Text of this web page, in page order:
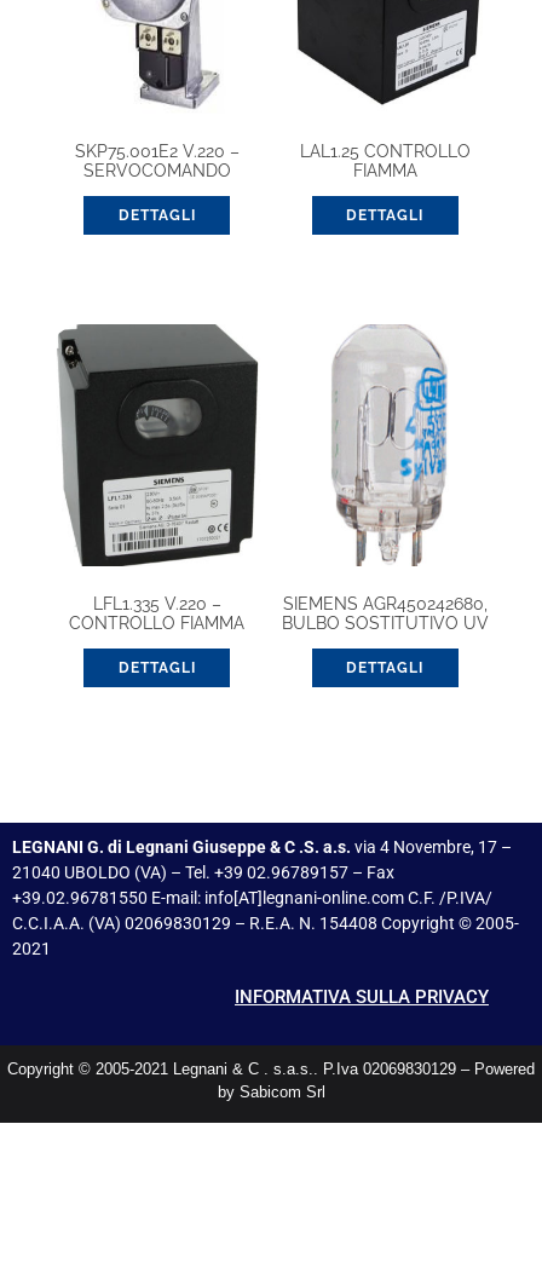
SKP75.001E2 V.220 –
SERVOCOMANDO
DETTAGLI
LAL1.25 CONTROLLO
FIAMMA
DETTAGLI
LFL1.335 V.220 –
CONTROLLO FIAMMA
DETTAGLI
SIEMENS AGR450242680,
BULBO SOSTITUTIVO UV
DETTAGLI
LEGNANI G. di Legnani Giuseppe & C .S. a.s. via 4 Novembre, 17 –
21040 UBOLDO (VA) – Tel. +39 02.96789157 – Fax
+39.02.96781550 E-mail: info[AT]legnani-online.com C.F. /P.IVA/
C.C.I.A.A. (VA) 02069830129 – R.E.A. N. 154408 Copyright © 2005-
2021
INFORMATIVA SULLA PRIVACY
Copyright © 2005-2021 Legnani & C . s.a.s.. P.Iva 02069830129 – Powered
by Sabicom Srl